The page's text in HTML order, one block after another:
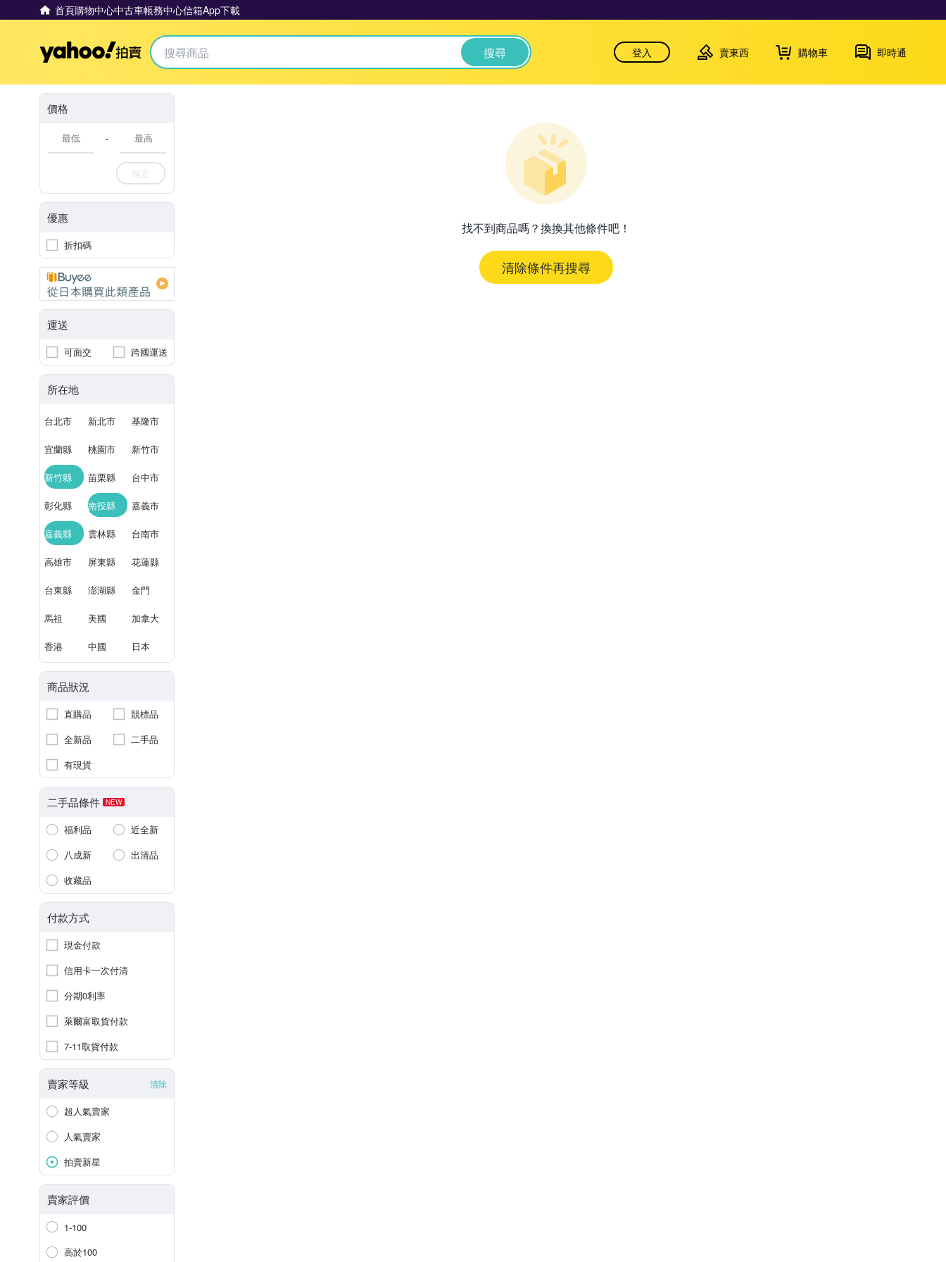
首頁購物中心中古車帳務中心信箱App下載
Yahoo拍賣 搜尋 登入 賣東西 購物車 即時通
價格
-
確定
優惠
折扣碼
運送
可面交 跨國運送
所在地
台北市 新北市 基隆市
宜蘭縣 桃園市 新竹市
新竹縣 苗栗縣 台中市
彰化縣 南投縣 嘉義市
嘉義縣 雲林縣 台南市
高雄市 屏東縣 花蓮縣
台東縣 澎湖縣 金門
馬祖 美國 加拿大
香港 中國 日本
商品狀況
直購品
競標品
全新品
二手品
有現貨
二手品條件 NEW
福利品
近全新
八成新
出清品
收藏品
付款方式
現金付款
信用卡一次付清
分期0利率
萊爾富取貨付款
7-11取貨付款
賣家等級 清除
超人氣賣家
人氣賣家
拍賣新星
賣家評價
1-100
高於100
找不到商品嗎？換換其他條件吧！
清除條件再搜尋